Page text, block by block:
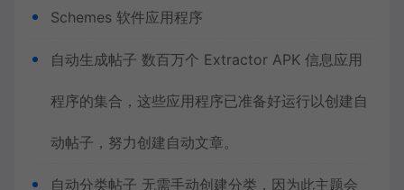
Schemes 软件应用程序
自动生成帖子 数百万个 Extractor APK 信息应用
程序的集合，这些应用程序已准备好运行以创建自
动帖子，努力创建自动文章。
自动分类帖子 无需手动创建分类，因为此主题会